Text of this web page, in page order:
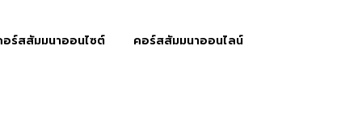
อร์สสัมมนาออนไซต์ คอร์สสัมมนาออนไลน์